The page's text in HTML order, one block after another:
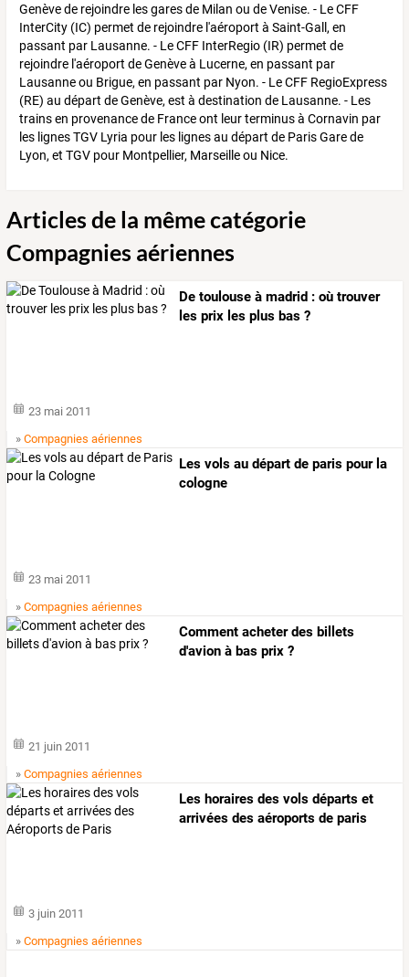
Genève de rejoindre les gares de Milan ou de Venise. - Le CFF
InterCity (IC) permet de rejoindre l'aéroport à Saint-Gall, en
passant par Lausanne. - Le CFF InterRegio (IR) permet de
rejoindre l'aéroport de Genève à Lucerne, en passant par
Lausanne ou Brigue, en passant par Nyon. - Le CFF RegioExpress
(RE) au départ de Genève, est à destination de Lausanne. - Les
trains en provenance de France ont leur terminus à Cornavin par
les lignes TGV Lyria pour les lignes au départ de Paris Gare de
Lyon, et TGV pour Montpellier, Marseille ou Nice.
Articles de la même catégorie
Compagnies aériennes
De toulouse à madrid : où trouver
les prix les plus bas ?
23 mai 2011
»Compagnies aériennes
Les vols au départ de paris pour la
cologne
23 mai 2011
»Compagnies aériennes
Comment acheter des billets
d'avion à bas prix ?
21 juin 2011
»Compagnies aériennes
Les horaires des vols départs et
arrivées des aéroports de paris
3 juin 2011
»Compagnies aériennes